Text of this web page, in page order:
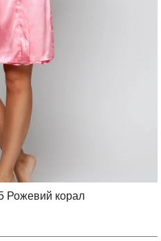
Рожевий корал